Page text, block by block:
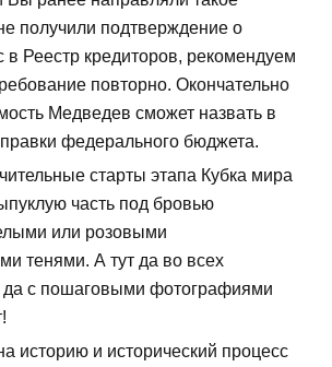
получили подтверждение о
в Реестр кредиторов, рекомендуем
повторно. Окончательно
Медведев сможет назвать в
федерального бюджета.
старты этапа Кубка мира
часть под бровью
или розовыми
тенями. А тут да во всех
да с пошаговыми фотографиями
историю и исторический процесс